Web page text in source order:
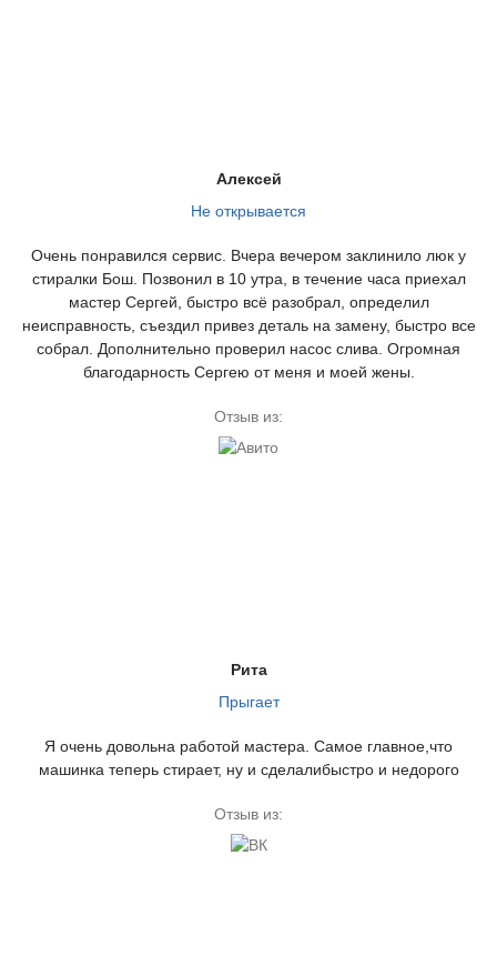
Алексей
Не открывается
Очень понравился сервис. Вчера вечером заклинило люк у
стиралки Бош. Позвонил в 10 утра, в течение часа приехал
мастер Сергей, быстро всё разобрал, определил
неисправность, съездил привез деталь на замену, быстро все
собрал. Дополнительно проверил насос слива. Огромная
благодарность Сергею от меня и моей жены.
Отзыв из:
Рита
Прыгает
Я очень довольна работой мастера. Самое главное,что
машинка теперь стирает, ну и сделалибыстро и недорого
Отзыв из: